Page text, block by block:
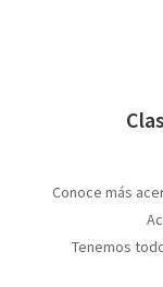
Conoce más
Tenemos